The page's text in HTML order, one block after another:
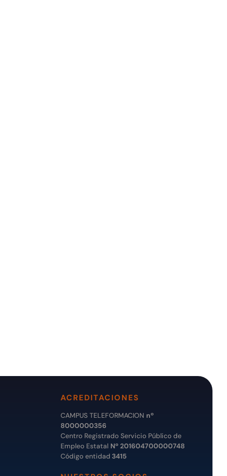
ACREDITACIONES
CAMPUS TELEFORMACION nº
8000000356
Centro Registrado Servicio Público de
Empleo Estatal Nº 201604700000748
Código entidad 3415